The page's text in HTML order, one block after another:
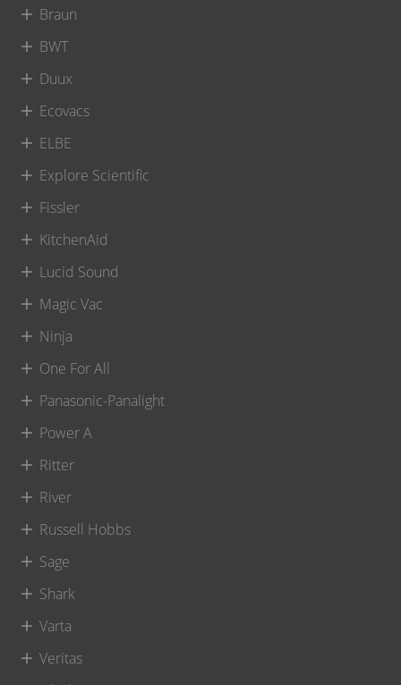
Braun
BWT
Duux
Ecovacs
ELBE
Explore Scientific
Fissler
KitchenAid
Lucid Sound
Magic Vac
Ninja
One For All
Panasonic-Panalight
Power A
Ritter
River
Russell Hobbs
Sage
Shark
Varta
Veritas